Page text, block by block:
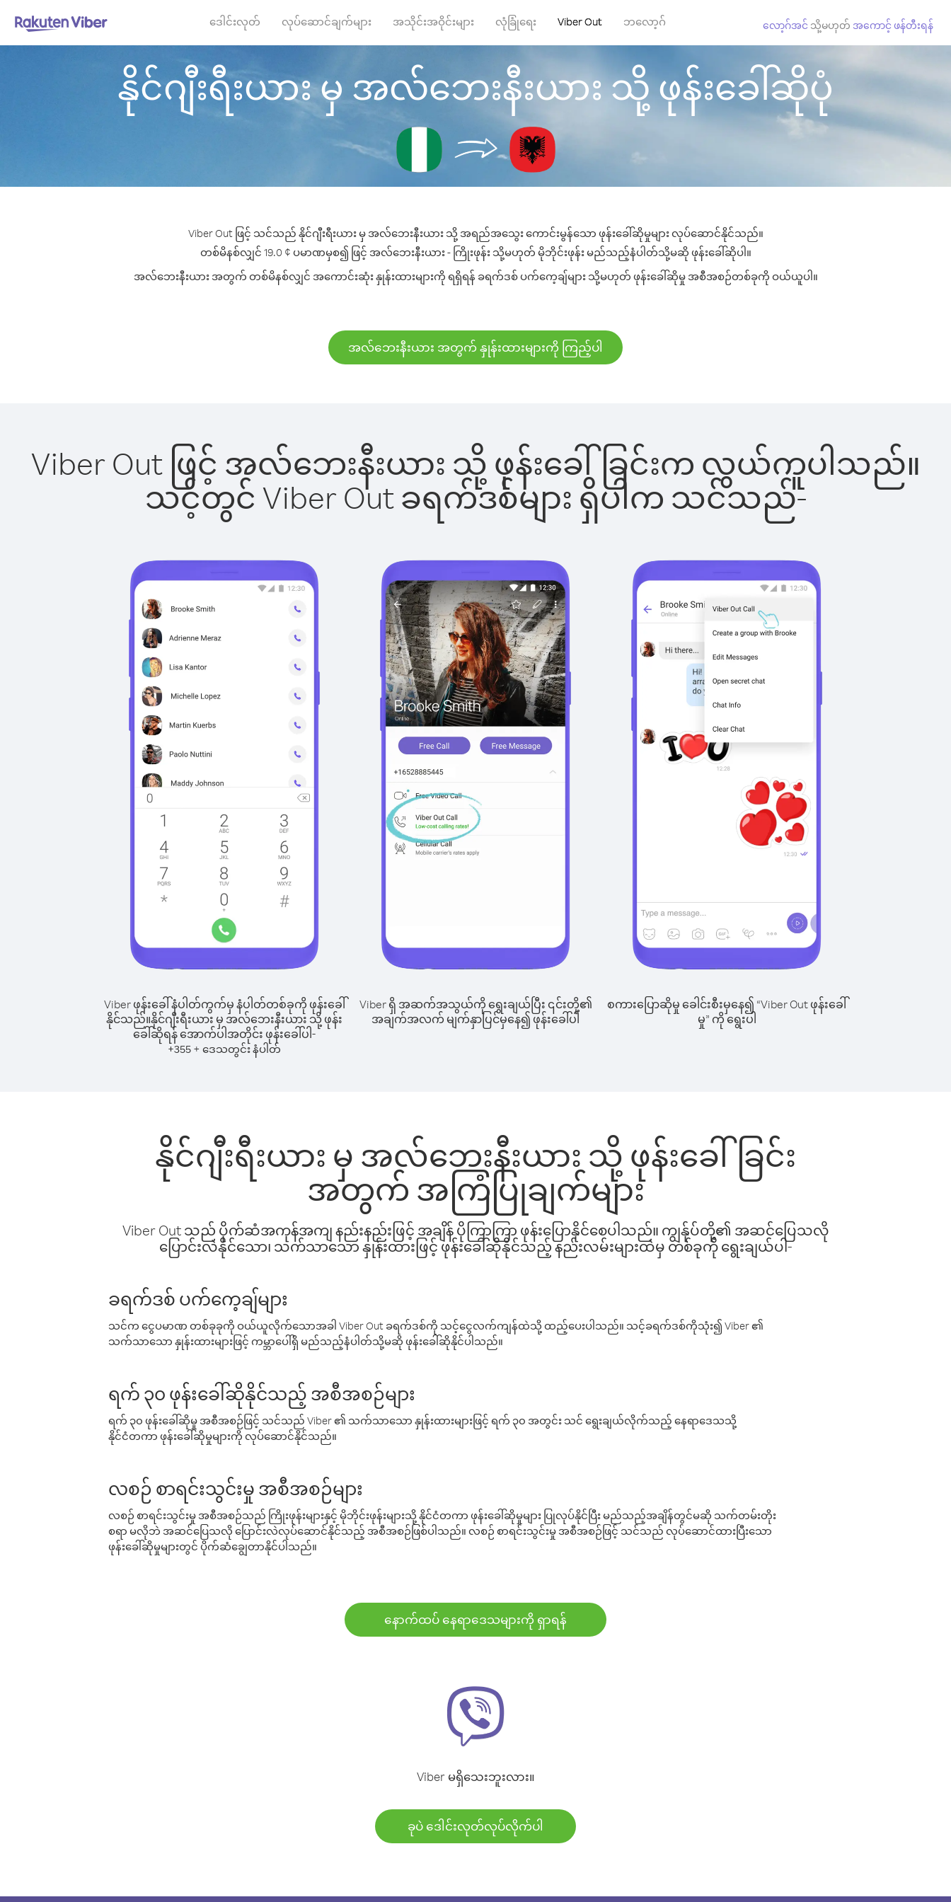
ဒေါင်းလုတ် လုပ်ဆောင်ချက်များ အသိုင်းအဝိုင်းများ လုံခြုံရေး Viber Out ဘလော့ဂ် လော့ဂ်အင် သို့မဟုတ် အကောင့် ဖန်တီးရန်
နိုင်ဂျီးရီးယား မှ အလ်ဘေးနီးယား သို့ ဖုန်းခေါ်ဆိုပုံ
Viber Out ဖြင့် သင်သည် နိုင်ဂျီးရီးယား မှ အလ်ဘေးနီးယား သို့ အရည်အသွေး ကောင်းမွန်သော ဖုန်းခေါ်ဆိုမှုများ လုပ်ဆောင်နိုင်သည်။
တစ်မိနစ်လျှင် 19.0 ¢ ပမာဏမှစ၍ ဖြင့် အလ်ဘေးနီးယား - ကြိုးဖုန်း သို့မဟုတ် မိုဘိုင်းဖုန်း မည်သည့်နံပါတ်သို့မဆို ဖုန်းခေါ်ဆိုပါ။
အလ်ဘေးနီးယား အတွက် တစ်မိနစ်လျှင် အကောင်းဆုံး နှုန်းထားများကို ရရှိရန် ခရက်ဒစ် ပက်ကေ့ချ်များ သို့မဟုတ် ဖုန်းခေါ်ဆိုမှု အစီအစဉ်တစ်ခုကို ဝယ်ယူပါ။
အလ်ဘေးနီးယား အတွက် နှုန်းထားများကို ကြည့်ပါ
Viber Out ဖြင့် အလ်ဘေးနီးယား သို့ ဖုန်းခေါ်ခြင်းက လွယ်ကူပါသည်။
သင့်တွင် Viber Out ခရက်ဒစ်များ ရှိပါက သင်သည်-
Viber ဖုန်းခေါ်နံပါတ်ကွက်မှ နံပါတ်တစ်ခုကို ဖုန်းခေါ်
နိုင်သည်။နိုင်ဂျီးရီးယား မှ အလ်ဘေးနီးယား သို့ ဖုန်း
ခေါ်ဆိုရန် အောက်ပါအတိုင်း ဖုန်းခေါ်ပါ-
+355 + ဒေသတွင်း နံပါတ်
Viber ရှိ အဆက်အသွယ်ကို ရွေးချယ်ပြီး ၎င်းတို့၏
အချက်အလက် မျက်နှာပြင်မှနေ၍ ဖုန်းခေါ်ပါ
စကားပြောဆိုမှု ခေါင်းစီးမှနေ၍ “Viber Out ဖုန်းခေါ်
မှု” ကို ရွေးပါ
နိုင်ဂျီးရီးယား မှ အလ်ဘေးနီးယား သို့ ဖုန်းခေါ်ခြင်း
အတွက် အကြံပြုချက်များ
Viber Out သည် ပိုက်ဆံအကုန်အကျ နည်းနည်းဖြင့် အချိန် ပိုကြာကြာ ဖုန်းပြောနိုင်စေပါသည်။ ကျွန်ုပ်တို့၏ အဆင်ပြေသလို
ပြောင်းလဲနိုင်သော၊ သက်သာသော နှုန်းထားဖြင့် ဖုန်းခေါ်ဆိုနိုင်သည့် နည်းလမ်းများထဲမှ တစ်ခုကို ရွေးချယ်ပါ-
ခရက်ဒစ် ပက်ကေ့ချ်များ
သင်က ငွေပမာဏ တစ်ခုခုကို ဝယ်ယူလိုက်သောအခါ Viber Out ခရက်ဒစ်ကို သင့်ငွေလက်ကျန်ထဲသို့ ထည့်ပေးပါသည်။ သင့်ခရက်ဒစ်ကိုသုံး၍ Viber ၏
သက်သာသော နှုန်းထားများဖြင့် ကမ္ဘာပေါ်ရှိ မည်သည့်နံပါတ်သို့မဆို ဖုန်းခေါ်ဆိုနိုင်ပါသည်။
ရက် ၃၀ ဖုန်းခေါ်ဆိုနိုင်သည့် အစီအစဉ်များ
ရက် ၃၀ ဖုန်းခေါ်ဆိုမှု အစီအစဉ်ဖြင့် သင်သည် Viber ၏ သက်သာသော နှုန်းထားများဖြင့် ရက် ၃၀ အတွင်း သင် ရွေးချယ်လိုက်သည့် နေရာဒေသသို့
နိုင်ငံတကာ ဖုန်းခေါ်ဆိုမှုများကို လုပ်ဆောင်နိုင်သည်။
လစဉ် စာရင်းသွင်းမှု အစီအစဉ်များ
လစဉ် စာရင်းသွင်းမှု အစီအစဉ်သည် ကြိုးဖုန်းများနှင့် မိုဘိုင်းဖုန်းများသို့ နိုင်ငံတကာ ဖုန်းခေါ်ဆိုမှုများ ပြုလုပ်နိုင်ပြီး မည်သည့်အချိန်တွင်မဆို သက်တမ်းတိုး
စရာ မလိုဘဲ အဆင်ပြေသလို ပြောင်းလဲလုပ်ဆောင်နိုင်သည့် အစီအစဉ်ဖြစ်ပါသည်။ လစဉ် စာရင်းသွင်းမှု အစီအစဉ်ဖြင့် သင်သည် လုပ်ဆောင်ထားပြီးသော
ဖုန်းခေါ်ဆိုမှုများတွင် ပိုက်ဆံချွေတာနိုင်ပါသည်။
နောက်ထပ် နေရာဒေသများကို ရှာရန်
Viber မရှိသေးဘူးလား။
ခုပဲ ဒေါင်းလုတ်လုပ်လိုက်ပါ